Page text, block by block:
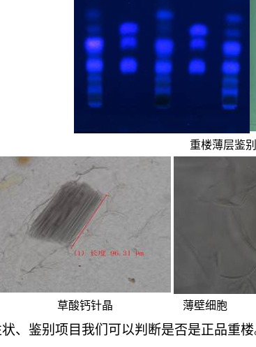
重楼薄层鉴
钙针晶 薄壁细胞
、鉴别项目我们可以判断是否是正品重